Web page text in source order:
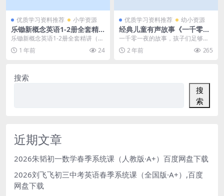
优质学习资料推荐 小学资源
乐锄新概念英语1-2册全套精
讲视频+讲义，百度网盘下载
乐锄新概念英语1-2册全套精讲（视
频+讲义）百度网盘资源 说实话，
新概念英语的网...
1 年前 24
优质学习资料推荐 幼小资源
经典儿童有声故事《一千零一
夜》完整版 mp3音频文件，
儿童故事资源百度网盘下载
一千零一夜的故事，孩子们足够听
了，今天推荐给孩子们的是：经典
儿童有声故事《一千零...
2 年前 265
搜索
搜
索
近期文章
2026朱韬初一数学春季系统课（人教版·A+）百度网盘下载
2026刘飞飞初三中考英语春季系统课（全国版·A+）,百度
网盘下载